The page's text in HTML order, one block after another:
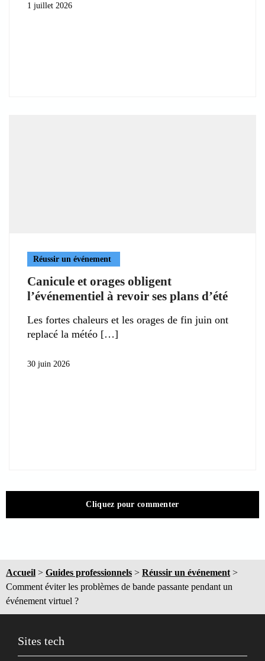
1 juillet 2026
Réussir un événement
Canicule et orages obligent
l’événementiel à revoir ses plans d’été
Les fortes chaleurs et les orages de fin juin ont
replacé la météo
30 juin 2026
Cliquez pour commenter
Accueil > Guides professionnels > Réussir un événement >
Comment éviter les problèmes de bande passante pendant un
événement virtuel ?
Sites tech